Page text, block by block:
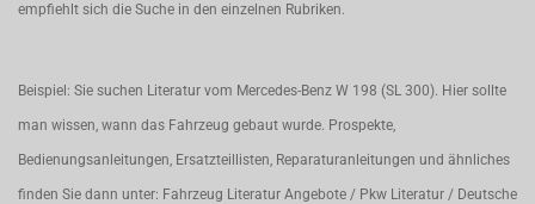
empfiehlt sich die Suche in den einzelnen Rubriken.
Beispiel: Sie suchen Literatur vom Mercedes-Benz W 198 (SL 300). Hier sollte
man wissen, wann das Fahrzeug gebaut wurde. Prospekte,
Bedienungsanleitungen, Ersatzteillisten, Reparaturanleitungen und ähnliches
finden Sie dann unter: Fahrzeug Literatur Angebote / Pkw Literatur / Deutsche